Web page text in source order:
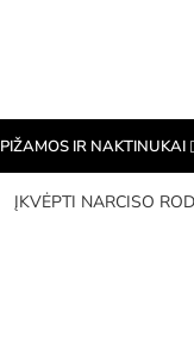
PIŽAMOS IR NAKTINUKAI
ĮKVĖPTI NARCISO